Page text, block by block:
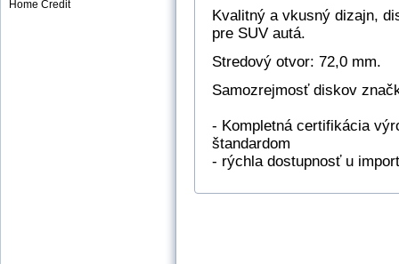
Home Credit
Kvalitný a vkusný dizajn,
pre SUV autá.
Stredový otvor: 72,0 mm.
Samozrejmosť diskov
- Kompletná certifikácia
štandardom
- rýchla dostupnosť u